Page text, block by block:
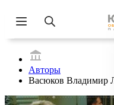
Авторы
Васюков Владимир